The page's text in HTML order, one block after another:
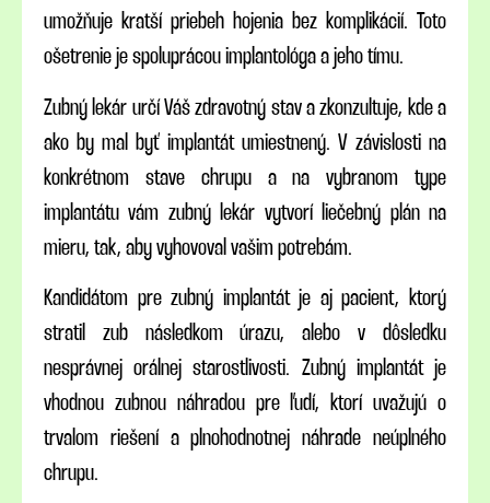
umožňuje kratší priebeh hojenia bez komplikácií. Toto
ošetrenie je spoluprácou implantológa a jeho tímu.
Zubný lekár určí Váš zdravotný stav a zkonzultuje, kde a
ako by mal byť implantát umiestnený. V závislosti na
konkrétnom stave chrupu a na vybranom type
implantátu vám zubný lekár vytvorí liečebný plán na
mieru, tak, aby vyhovoval vašim potrebám.
Kandidátom pre zubný implantát je aj pacient, ktorý
stratil zub následkom úrazu, alebo v dôsledku
nesprávnej orálnej starostlivosti. Zubný implantát je
vhodnou zubnou náhradou pre ľudí, ktorí uvažujú o
trvalom riešení a plnohodnotnej náhrade neúplného
chrupu.